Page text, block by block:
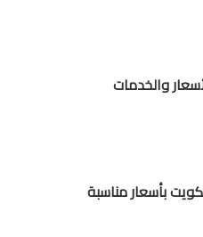
والخدمات
بأسعار مناسبة